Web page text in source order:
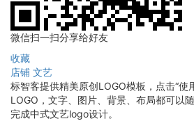
微信扫一扫分享给好友
收藏
店铺 文艺
标智客提供精美原创LOGO模板，点击“使
LOGO，文字、图片、背景、布局都可以
完成中式文艺logo设计。